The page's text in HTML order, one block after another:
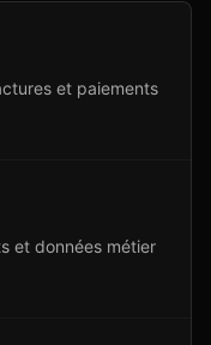
et paiements
et données métier